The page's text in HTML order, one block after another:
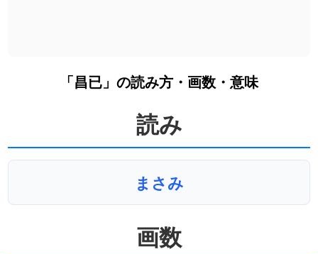
「昌已」の読み方・画数・意味
読み
まさみ
画数